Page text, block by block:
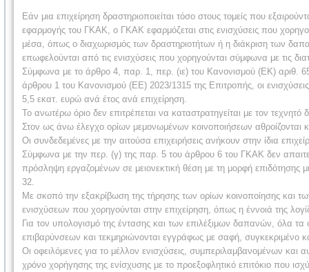
Εάν μια επιχείρηση δραστηριοποιείται τόσο στους τομείς που
εφαρμογής του ΓΚΑΚ, ο ΓΚΑΚ εφαρμόζεται στις ενισχύσεις που
μέσα, όπως ο διαχωρισμός των δραστηριοτήτων ή η διάκριση των
επωφελούνται από τις ενισχύσεις που χορηγούνται σύμφωνα με τις
Σύμφωνα με το άρθρο 4, παρ. 1, περ. (ιε) του Κανονισμού (ΕΚ) αριθ.
άρθρου 1 του Κανονισμού (ΕΕ) 2023/1315 της Επιτροπής, οι
5,5 εκατ. ευρώ ανά έτος ανά επιχείρηση.
Το ανωτέρω όριο δεν επιτρέπεται να καταστρατηγείται με τον
Στον ως άνω έλεγχο ορίων μεμονωμένων κοινοποιήσεων αθροίζονται
Οι συνδεδεμένες με την αιτούσα επιχειρήσεις ανήκουν στην ίδια
Σύμφωνα με την περ. (γ) της παρ. 5 του άρθρου 6 του ΓΚΑΚ δεν
πρόσληψη εργαζομένων σε μειονεκτική θέση με τη μορφή επιδότησης
32.
Με σκοπό την εξακρίβωση της τήρησης των ορίων κοινοποίησης και
ενισχύσεων που χορηγούνται στην επιχείρηση, όπως η έννοιά της
Για τον υπολογισμό της έντασης και των επιλέξιμων δαπανών, όλα
επιβαρύνσεων και τεκμηριώνονται εγγράφως με σαφή, συγκεκριμένο
Οι οφειλόμενες για το μέλλον ενισχύσεις, συμπεριλαμβανομένων και
χρόνο χορήγησης της ενίσχυσης με το προεξοφλητικό επιτόκιο που